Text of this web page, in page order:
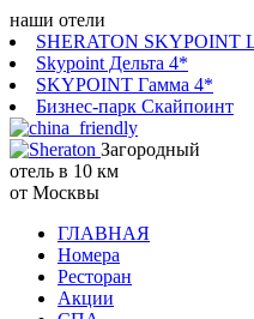
наши отели
SHERATON SKYPOINT
Skypoint Дельта 4*
SKYPOINT Гамма 4*
Бизнес-парк Скайпоинт
Загородный
отель в 10 км
от Москвы
ГЛАВНАЯ
Номера
Ресторан
Акции